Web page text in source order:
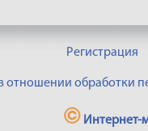
Регистрация
отношении обработки
Интернет-